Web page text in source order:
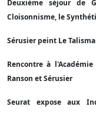
Deuxième séjour de
Cloisonnisme, le
Sérusier peint Le
Rencontre à
Ranson et Sérusier
Seurat expose aux